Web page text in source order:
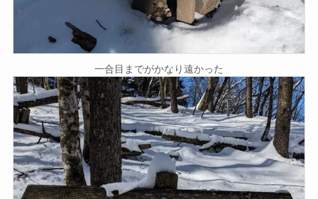
一合目までがかなり遠かった